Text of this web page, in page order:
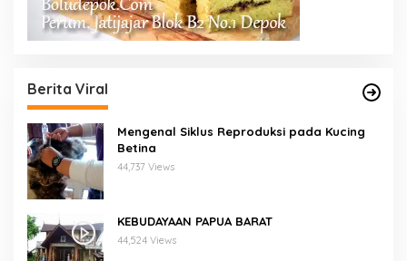
Berita Viral
Mengenal Siklus Reproduksi pada Kucing
Betina
44,737 Views
KEBUDAYAAN PAPUA BARAT
44,524 Views